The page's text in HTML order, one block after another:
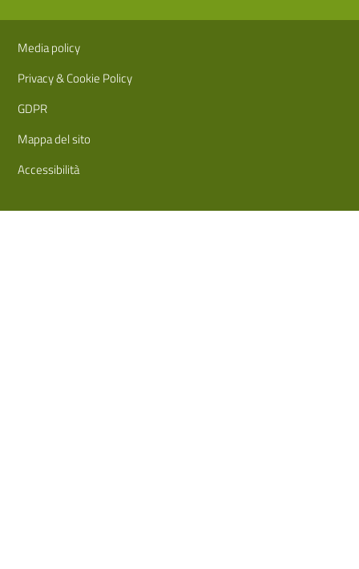
Sezione Link Utili
Media policy
Privacy & Cookie Policy
GDPR
Mappa del sito
Accessibilità